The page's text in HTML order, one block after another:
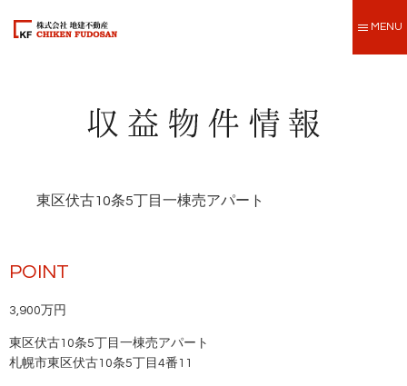
MENU
東区伏古10条5丁目一棟売アパート
POINT
3,900万円
東区伏古10条5丁目一棟売アパート
札幌市東区伏古10条5丁目4番11